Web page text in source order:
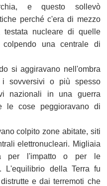
e questo sollevò
perché c'era di mezzo
testata nucleare di quelle
una centrale di
si aggiravano nell'ombra
sovversivi o più spesso
nazionali in una guerra
le cose peggioravano di
colpito zone abitate, siti
elettronucleari. Migliaia
per l'impatto o per le
L'equilibrio della Terra fu
e dai terremoti che